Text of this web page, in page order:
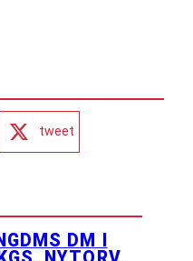
tweet
DM I